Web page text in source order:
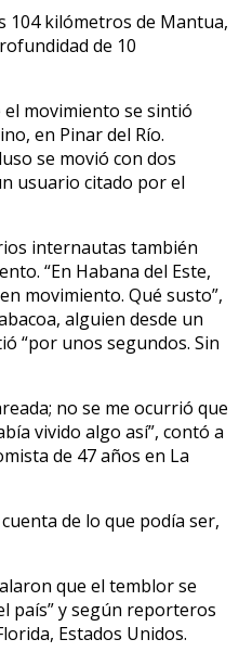
104 kilómetros de Mantua,
de 10
movimiento se sintió
en Pinar del Río.
se movió con dos
usuario citado por el
internautas también
“En Habana del Este,
movimiento. Qué susto”,
alguien desde un
“por unos segundos. Sin
no se me ocurrió que
vivido algo así”, contó a
de 47 años en La
de lo que podía ser,
que el temblor se
país” y según reporteros
Estados Unidos.